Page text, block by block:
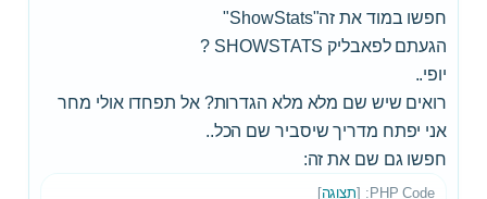
חפשו במוד את זה"ShowStats"
הגעתם לפאבליק SHOWSTATS ?
יופי..
רואים שיש שם מלא מלא הגדרות? אל תפחדו אולי מחר
אני יפתח מדריך שיסביר שם הכל..
חפשו גם שם את זה:
PHP Code: [ תצוגה